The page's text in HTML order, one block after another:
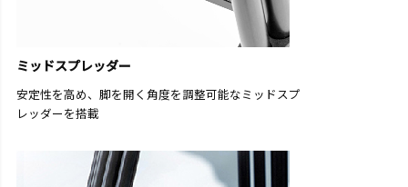
ミッドスプレッダー
安定性を高め、脚を開く角度を調整可能なミッドスプ
レッダーを搭載